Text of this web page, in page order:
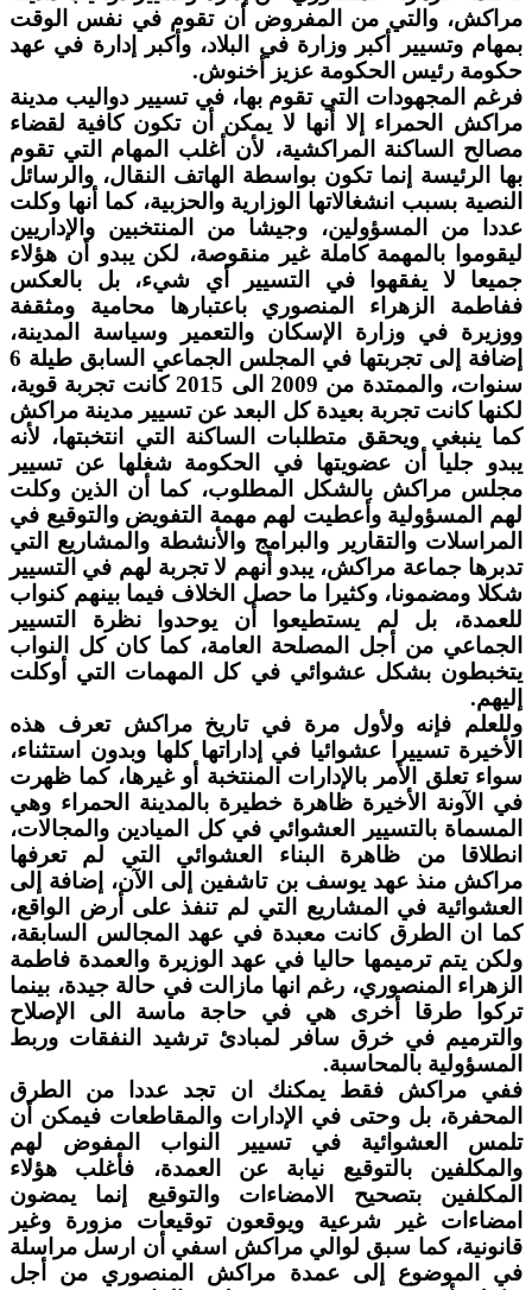
مراكش، والتي من المفروض أن تقوم في نفس الوقت
بمهام وتسيير أكبر وزارة في البلاد، وأكبر إدارة في عهد
حكومة رئيس الحكومة عزيز أخنوش.
فرغم المجهودات التي تقوم بها، في تسيير دواليب مدينة
مراكش الحمراء إلا أنها لا يمكن أن تكون كافية لقضاء
مصالح الساكنة المراكشية، لأن أغلب المهام التي تقوم
بها الرئيسة إنما تكون بواسطة الهاتف النقال، والرسائل
النصية بسبب انشغالاتها الوزارية والحزبية، كما أنها وكلت
عددا من المسؤولين، وجيشا من المنتخبين والإداريين
ليقوموا بالمهمة كاملة غير منقوصة، لكن يبدو أن هؤلاء
جميعا لا يفقهوا في التسيير أي شيء، بل بالعكس
ففاطمة الزهراء المنصوري باعتبارها محامية ومثقفة
ووزيرة في وزارة الإسكان والتعمير وسياسة المدينة،
إضافة إلى تجربتها في المجلس الجماعي السابق طيلة 6
سنوات، والممتدة من 2009 الى 2015 كانت تجربة قوية،
لكنها كانت تجربة بعيدة كل البعد عن تسيير مدينة مراكش
كما ينبغي ويحقق متطلبات الساكنة التي انتخبتها، لأنه
يبدو جليا أن عضويتها في الحكومة شغلها عن تسيير
مجلس مراكش بالشكل المطلوب، كما أن الذين وكلت
لهم المسؤولية وأعطيت لهم مهمة التفويض والتوقيع في
المراسلات والتقارير والبرامج والأنشطة والمشاريع التي
تدبرها جماعة مراكش، يبدو أنهم لا تجربة لهم في التسيير
شكلا ومضمونا، وكثيرا ما حصل الخلاف فيما بينهم كنواب
للعمدة، بل لم يستطيعوا أن يوحدوا نظرة التسيير
الجماعي من أجل المصلحة العامة، كما كان كل النواب
يتخبطون بشكل عشوائي في كل المهمات التي أوكلت
إليهم.
وللعلم فإنه ولأول مرة في تاريخ مراكش تعرف هذه
الأخيرة تسييرا عشوائيا في إداراتها كلها وبدون استثناء،
سواء تعلق الأمر بالإدارات المنتخبة أو غيرها، كما ظهرت
في الآونة الأخيرة ظاهرة خطيرة بالمدينة الحمراء وهي
المسماة بالتسيير العشوائي في كل الميادين والمجالات،
انطلاقا من ظاهرة البناء العشوائي التي لم تعرفها
مراكش منذ عهد يوسف بن تاشفين إلى الآن، إضافة إلى
العشوائية في المشاريع التي لم تنفذ على أرض الواقع،
كما ان الطرق كانت معبدة في عهد المجالس السابقة،
ولكن يتم ترميمها حاليا في عهد الوزيرة والعمدة فاطمة
الزهراء المنصوري، رغم انها مازالت في حالة جيدة، بينما
تركوا طرقا أخرى هي في حاجة ماسة الى الإصلاح
والترميم في خرق سافر لمبادئ ترشيد النفقات وربط
المسؤولية بالمحاسبة.
ففي مراكش فقط يمكنك ان تجد عددا من الطرق
المحفرة، بل وحتى في الإدارات والمقاطعات فيمكن أن
تلمس العشوائية في تسيير النواب المفوض لهم
والمكلفين بالتوقيع نيابة عن العمدة، فأغلب هؤلاء
المكلفين بتصحيح الامضاءات والتوقيع إنما يمضون
امضاءات غير شرعية ويوقعون توقيعات مزورة وغير
قانونية، كما سبق لوالي مراكش اسفي أن ارسل مراسلة
في الموضوع إلى عمدة مراكش المنصوري من أجل